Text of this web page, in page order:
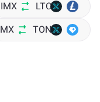
LTC
IMX
TON